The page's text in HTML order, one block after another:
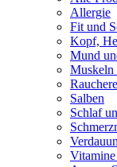
Allergie
Fit und
Kopf,
Mund
Muskeln
Salben
Schlaf
Vitamine